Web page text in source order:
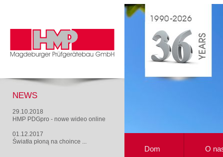
NEWS
29.10.2018
HMP PDGpro - nowe wideo online
01.12.2017
Światła płoną na choince ...
Dom O